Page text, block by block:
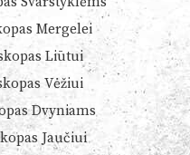
Mergelei
Liūtui
Vėžiui
Dvyniams
Jaučiui